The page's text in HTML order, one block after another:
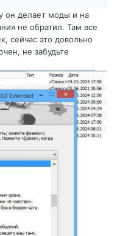
он делает моды и на
не обратил. Там все
сейчас это довольно
не забудьте